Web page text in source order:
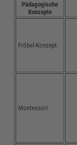
Pädagogische
Konzepte
Fröbel-Konzept
Montessori